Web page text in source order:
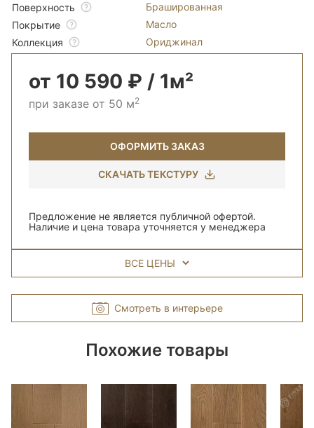
Поверхность
Брашированная
Покрытие
Масло
Коллекция
Ориджинал
от 10 590 ₽ / 1м²
при заказе от 50 м2
ОФОРМИТЬ ЗАКАЗ
СКАЧАТЬ ТЕКСТУРУ
Предложение не является публичной офертой.
Наличие и цена товара уточняется у менеджера
ВСЕ ЦЕНЫ
Смотреть в интерьере
Похожие товары